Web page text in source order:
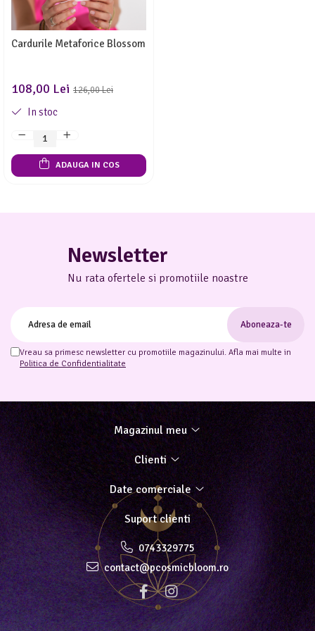
Meditez
Cardurile Metaforice Blossom
126,00 Lei
108,00 Lei
In stoc
ADAUGA IN COS
Newsletter
Nu rata ofertele si promotiile noastre
Vreau sa primesc newsletter cu promotiile magazinului. Afla mai multe in
Politica de Confidentialitate
Magazinul meu
Clienti
Date comerciale
Suport clienti
0743329775
contact@pcosmicbloom.ro